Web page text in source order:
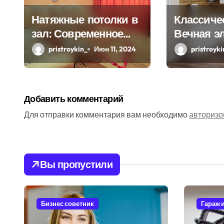
з
а
п
с
я
Натяжные потолки в
зал: Современное
решение для
стильного интерьера
pristroykin_ Июн 11, 2024
Вечная
и
Добавить комментарий
Для отправки комментария вам необходимо
Вы пропустили
Бизнес советник Гараж